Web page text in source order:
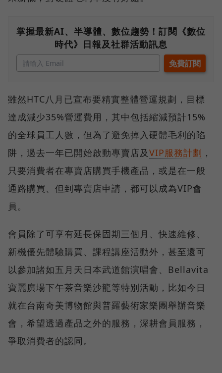
掌握最新AI、半導體、數位趨勢！訂閱《數位
時代》日報及社群活動訊息
雖然HTC八月已宣布要精實整體營運規劃，目標
達成減少35%營運費用，其中包括縮減預計15%
的全球員工人數，但為了避免掉入硬體毛利的陷
阱，過去一年已開始啟動專賣店及VIP服務計劃 ，
只要消費者在專賣店購買手機產品，或是在一般
通路購買、但到專賣店申請，都可以成為VIP會
員。
會員除了可享有延長保固期三個月、快速維修、
新機優先體驗購買、課程講座活動外，甚至還可
以參加諸如五月天日本武道館演唱會、Bellavita
寶麗廣場下午茶音樂沙龍等特別活動，比如今日
就在台南奇美博物館與普羅藝術家樂團舉辦音樂
會，希望透過產品之外的服務，深耕會員服務，
爭取消費者的認同。